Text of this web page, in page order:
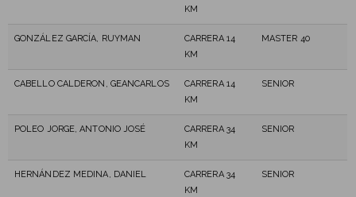
KM
GONZÁLEZ GARCÍA, RUYMAN
CARRERA 14
KM
MASTER 40
CABELLO CALDERON, GEANCARLOS
CARRERA 14
KM
SENIOR
POLEO JORGE, ANTONIO JOSÉ
CARRERA 34
KM
SENIOR
HERNÁNDEZ MEDINA, DANIEL
CARRERA 34
KM
SENIOR